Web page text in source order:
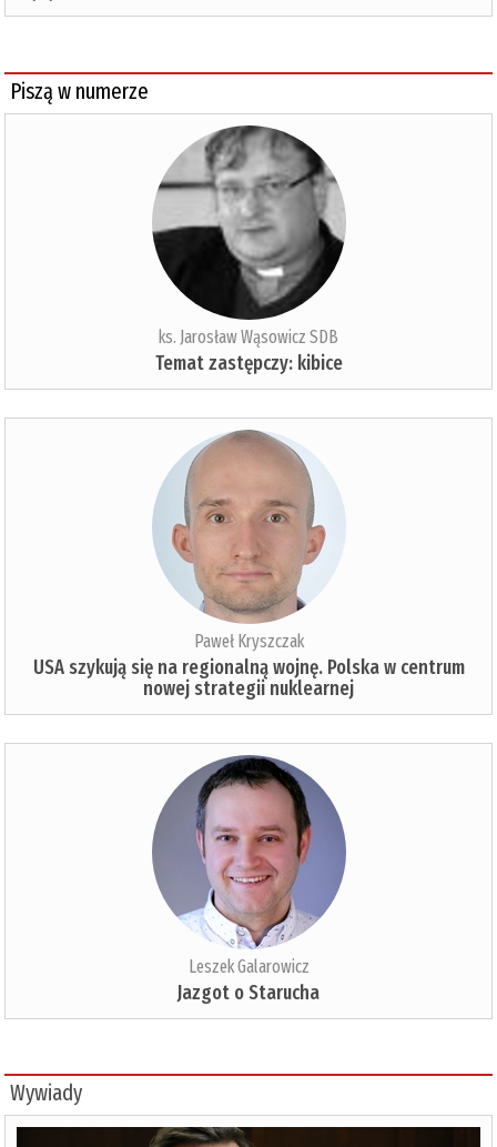
Piszą w numerze
ks. Jarosław Wąsowicz SDB
Temat zastępczy: kibice
Paweł Kryszczak
USA szykują się na regionalną wojnę. Polska w centrum
nowej strategii nuklearnej
Leszek Galarowicz
Jazgot o Starucha
Wywiady